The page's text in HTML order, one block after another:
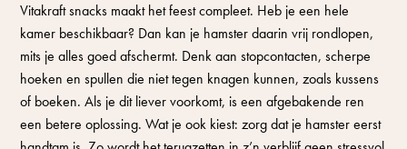
Vitakraft snacks maakt het feest compleet. Heb je een hele
kamer beschikbaar? Dan kan je hamster daarin vrij rondlopen,
mits je alles goed afschermt. Denk aan stopcontacten, scherpe
hoeken en spullen die niet tegen knagen kunnen, zoals kussens
of boeken. Als je dit liever voorkomt, is een afgebakende ren
een betere oplossing. Wat je ook kiest: zorg dat je hamster eerst